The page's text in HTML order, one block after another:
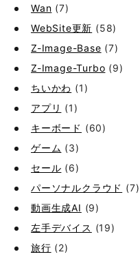
Wan (7)
WebSite更新 (58)
Z-Image-Base (7)
Z-Image-Turbo (9)
ちいかわ (1)
アプリ (1)
キーボード (60)
ゲーム (3)
セール (6)
パーソナルクラウド (7)
動画生成AI (9)
左手デバイス (19)
旅行 (2)